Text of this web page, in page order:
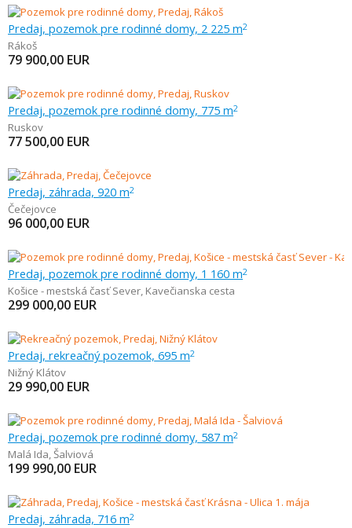
Predaj, pozemok pre rodinné domy, 2 225 m2
Rákoš
79 900,00 EUR
Predaj, pozemok pre rodinné domy, 775 m2
Ruskov
77 500,00 EUR
Predaj, záhrada, 920 m2
Čečejovce
96 000,00 EUR
Predaj, pozemok pre rodinné domy, 1 160 m2
Košice - mestská časť Sever, Kavečianska cesta
299 000,00 EUR
Predaj, rekreačný pozemok, 695 m2
Nižný Klátov
29 990,00 EUR
Predaj, pozemok pre rodinné domy, 587 m2
Malá Ida,Šalviová
199 990,00 EUR
Predaj, záhrada, 716 m2